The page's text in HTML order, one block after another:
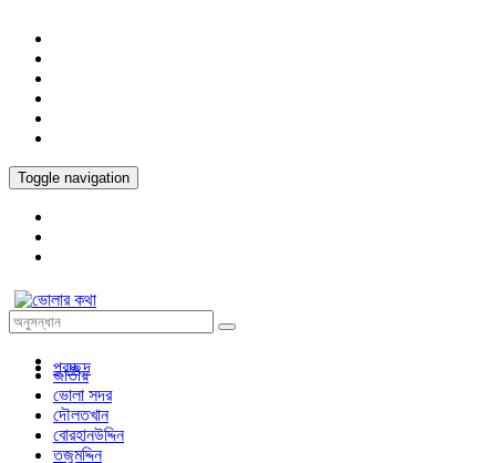
Toggle navigation
প্রচ্ছদ
জাতীয়
ভোলা সদর
দৌলতখান
বোরহানউদ্দিন
তজুমদ্দিন